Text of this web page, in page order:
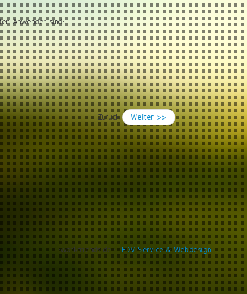
Anwender sind:
Zurück Weiter >>
..::workfriends.de::..EDV-Service & Webdesign